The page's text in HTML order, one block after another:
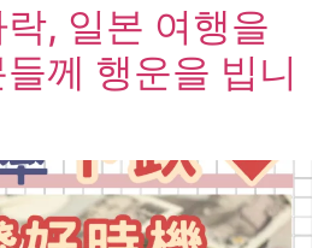
, 일본 여행을
께 행운을 빕니